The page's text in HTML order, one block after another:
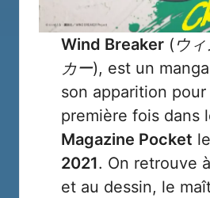
Wind Breaker ( ウ
カー), est un
son apparition pour
première fois dans
Magazine Pocket le
2021. On retrouve
et au dessin, le